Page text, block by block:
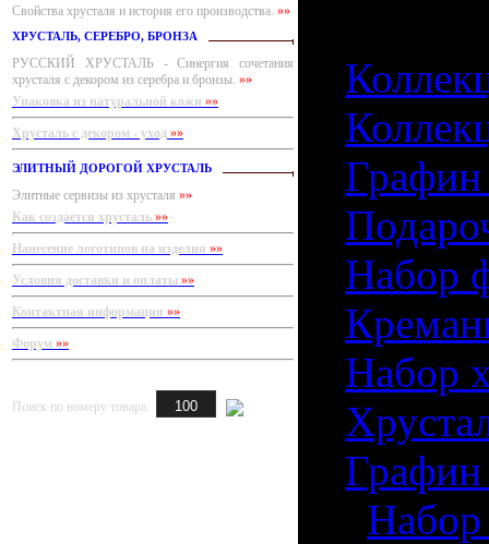
Свойства хрусталя и история его производства. »»
ХРУСТАЛЬ, СЕРЕБРО, БРОНЗА
РУССКИЙ ХРУСТАЛЬ - Синергия сочетания
хрусталя с декором из серебра и бронзы. »»
Упаковка из натуральной кожи »»
Хрусталь с декором - уход »»
ЭЛИТНЫЙ ДОРОГОЙ ХРУСТАЛЬ
Элитные сервизы из хрусталя »»
Как создается хрусталь »»
Нанесение логотипов на изделия »»
Условия доставки и оплаты »»
Контактная информация »»
Форум »»
Поиск по номеру товара:
Набор
Набор
Графин
Набор